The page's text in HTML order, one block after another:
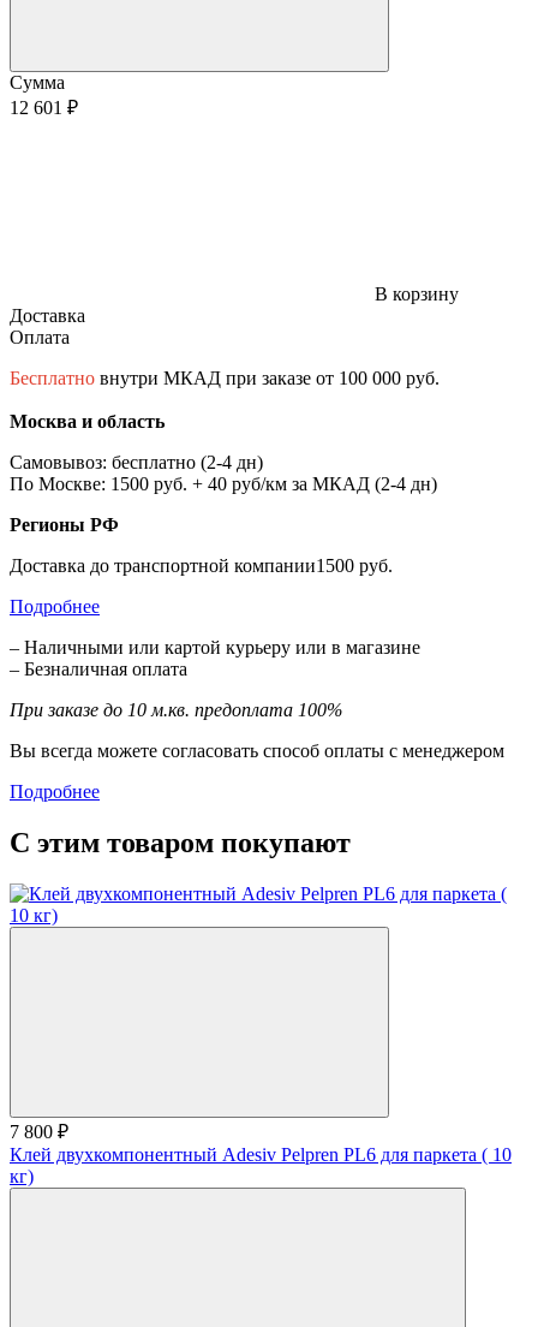
Сумма
12 601 ₽
В корзину
Доставка
Оплата
Бесплатно внутри МКАД при заказе от 100 000 руб.
Москва и область
Самовывоз: бесплатно (2-4 дн)
По Москве: 1500 руб. + 40 руб/км за МКАД (2-4 дн)
Регионы РФ
Доставка до транспортной компании1500 руб.
Подробнее
– Наличными или картой курьеру или в магазине
– Безналичная оплата
При заказе до 10 м.кв. предоплата 100%
Вы всегда можете согласовать способ оплаты с менеджером
Подробнее
С этим товаром покупают
7 800 ₽
Клей двухкомпонентный Adesiv Pelpren PL6 для паркета ( 10
кг)